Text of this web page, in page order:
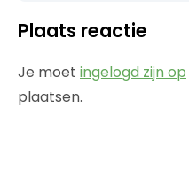
Plaats reactie
Je moet ingelogd zijn op
plaatsen.